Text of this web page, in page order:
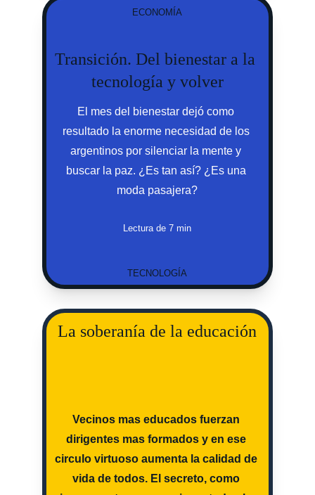
ECONOMÍA
TECNOLOGÍA
Transición. Del bienestar a la
tecnología y volver
La soberanía de la educación
El mes del bienestar dejó como
resultado la enorme necesidad de los
argentinos por silenciar la mente y
buscar la paz. ¿Es tan así? ¿Es una
moda pasajera?
Vecinos mas educados fuerzan
dirigentes mas formados y en ese
circulo virtuoso aumenta la calidad de
vida de todos. El secreto, como
Lectura de 7 min